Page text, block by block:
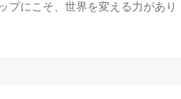
プにこそ、世界を変える力があり